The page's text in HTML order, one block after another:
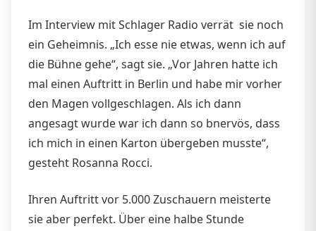
Im Interview mit Schlager Radio verrät sie noch
ein Geheimnis. „Ich esse nie etwas, wenn ich auf
die Bühne gehe“, sagt sie. „Vor Jahren hatte ich
mal einen Auftritt in Berlin und habe mir vorher
den Magen vollgeschlagen. Als ich dann
angesagt wurde war ich dann so bnervös, dass
ich mich in einen Karton übergeben musste“,
gesteht Rosanna Rocci.
Ihren Auftritt vor 5.000 Zuschauern meisterte
sie aber perfekt. Über eine halbe Stunde